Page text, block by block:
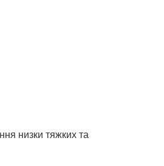
низки тяжких та